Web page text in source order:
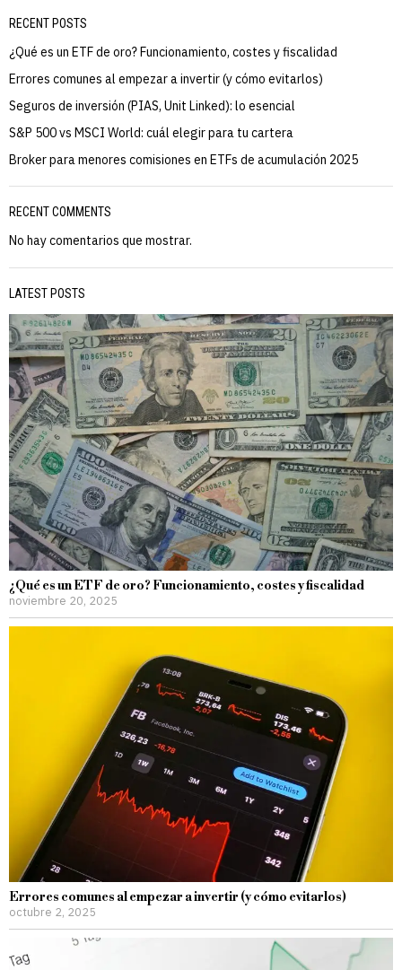
RECENT POSTS
¿Qué es un ETF de oro? Funcionamiento, costes y fiscalidad
Errores comunes al empezar a invertir (y cómo evitarlos)
Seguros de inversión (PIAS, Unit Linked): lo esencial
S&P 500 vs MSCI World: cuál elegir para tu cartera
Broker para menores comisiones en ETFs de acumulación 2025
RECENT COMMENTS
No hay comentarios que mostrar.
LATEST POSTS
¿Qué es un ETF de oro? Funcionamiento, costes y fiscalidad
noviembre 20, 2025
Errores comunes al empezar a invertir (y cómo evitarlos)
octubre 2, 2025